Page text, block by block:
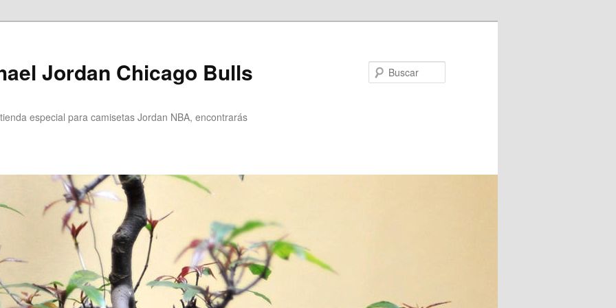
Jordan Chicago Bulls
especial para camisetas Jordan NBA, encontrarás